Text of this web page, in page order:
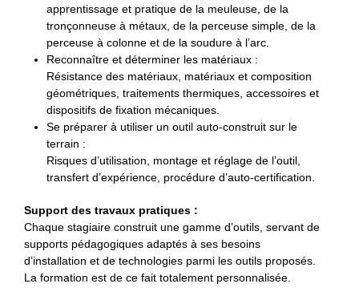
apprentissage et pratique de la meuleuse, de la
tronçonneuse à métaux, de la perceuse simple, de la
perceuse à colonne et de la soudure à l’arc.
Reconnaître et déterminer les matériaux :
Résistance des matériaux, matériaux et composition
géométriques, traitements thermiques, accessoires et
dispositifs de fixation mécaniques.
Se préparer à utiliser un outil auto-construit sur le
terrain :
Risques d’utilisation, montage et réglage de l’outil,
transfert d’expérience, procédure d’auto-certification.
Support des travaux pratiques :
Chaque stagiaire construit une gamme d’outils, servant de
supports pédagogiques adaptés à ses besoins
d’installation et de technologies parmi les outils proposés.
La formation est de ce fait totalement personnalisée.